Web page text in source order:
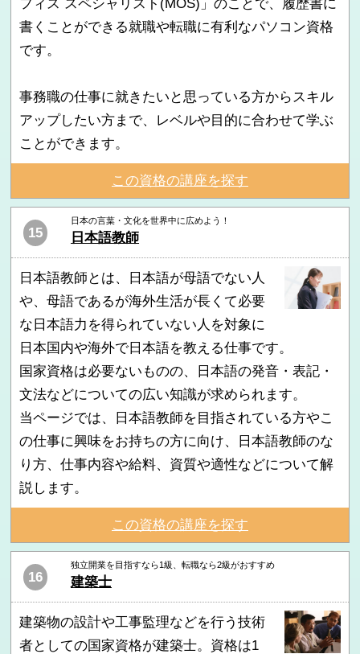
フィス スペシャリスト(MOS)」のことで、履歴書に
書くことができる就職や転職に有利なパソコン資格
です。
事務職の仕事に就きたいと思っている方からスキル
アップしたい方まで、レベルや目的に合わせて学ぶ
ことができます。
この資格の講座を探す
15
日本の言葉・文化を世界中に広めよう！
日本語教師
日本語教師とは、日本語が母語でない人
や、母語であるが海外生活が長くて必要
な日本語力を得られていない人を対象に
日本国内や海外で日本語を教える仕事です。
国家資格は必要ないものの、日本語の発音・表記・
文法などについての広い知識が求められます。
当ページでは、日本語教師を目指されている方やこ
の仕事に興味をお持ちの方に向け、日本語教師のな
り方、仕事内容や給料、資質や適性などについて解
説します。
この資格の講座を探す
16
独立開業を目指すなら1級、転職なら2級がおすすめ
建築士
建築物の設計や工事監理などを行う技術
者としての国家資格が建築士。資格は1